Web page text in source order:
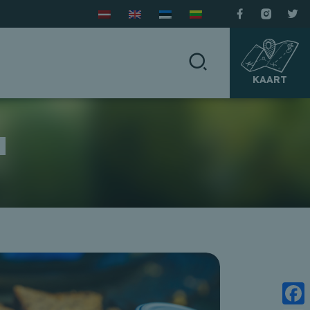
KAART